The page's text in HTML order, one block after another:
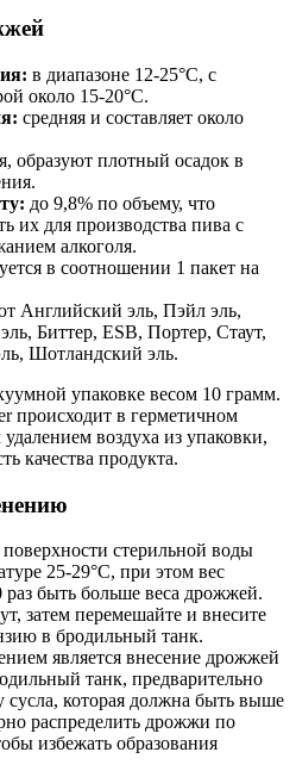
в диапазоне 12-25°C, с
около 15-20°C.
средняя и составляет около
образуют плотный осадок в
до 9,8% по объему, что
их для производства пива с
алкоголя.
в соотношении 1 пакет на
Английский эль, Пэйл эль,
Биттер, ESB, Портер, Стаут,
Шотландский эль.
упаковке весом 10 грамм.
происходит в герметичном
воздуха из упаковки,
качества продукта.
стерильной воды
25-29°C, при этом вес
быть больше веса дрожжей.
затем перемешайте и внесите
в бродильный танк.
является внесение дрожжей
танк, предварительно
сусла, которая должна быть выше
распределить дрожжи по
избежать образования